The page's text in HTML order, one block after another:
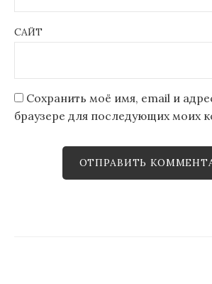
САЙТ
Сохранить моё имя, email и
браузере для последующих моих